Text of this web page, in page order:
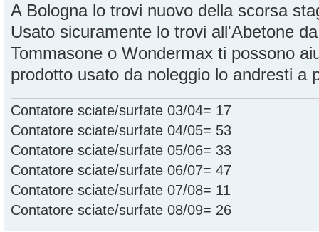
A Bologna lo trovi nuovo della scorsa
Usato sicuramente lo trovi all'Abetone
Tommasone o Wondermax ti possono
prodotto usato da noleggio lo andresti a
Contatore sciate/surfate 03/04= 17
Contatore sciate/surfate 04/05= 53
Contatore sciate/surfate 05/06= 33
Contatore sciate/surfate 06/07= 47
Contatore sciate/surfate 07/08= 11
Contatore sciate/surfate 08/09= 26